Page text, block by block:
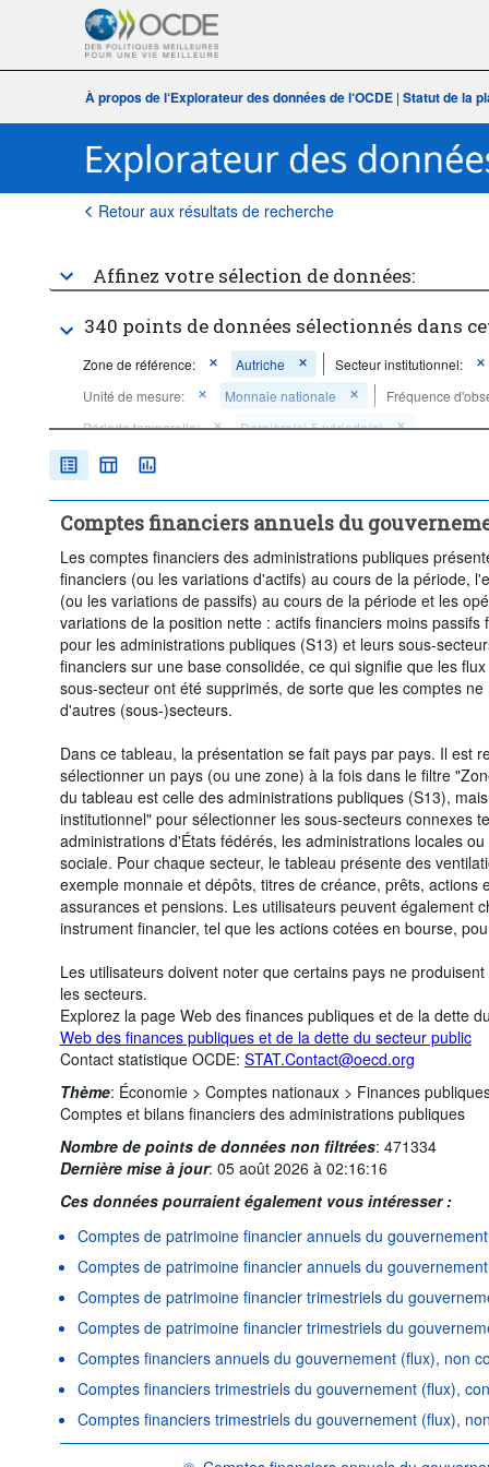
À propos de l‘Explorateur des données de l‘OCDE | Statut de la
Retour aux résultats de recherche
Affinez votre sélection de données:
340 points de données sélectionnés dans
Zone de référence: Autriche
Secteur institutionnel:
Unité de mesure:
Monnaie nationale
Fréquence
Période temporelle:
Dernière(s) 5 période(s)
Supprimer tout
Comptes financiers annuels du
Les comptes financiers des administrations publiques
financiers (ou les variations d'actifs) au cours de la période,
(ou les variations de passifs) au cours de la période et les
variations de la position nette : actifs financiers moins
pour les administrations publiques (S13) et leurs sous-
financiers sur une base consolidée, ce qui signifie que les
sous-secteur ont été supprimés, de sorte que les comptes
d'autres (sous-)secteurs.
Dans ce tableau, la présentation se fait pays par pays. Il est
sélectionner un pays (ou une zone) à la fois dans le filtre
du tableau est celle des administrations publiques (S13),
institutionnel" pour sélectionner les sous-secteurs connexes
administrations d'États fédérés, les administrations locales
sociale. Pour chaque secteur, le tableau présente des
exemple monnaie et dépôts, titres de créance, prêts, actions
assurances et pensions. Les utilisateurs peuvent également
instrument financier, tel que les actions cotées en bourse,
Les utilisateurs doivent noter que certains pays ne
les secteurs.
Explorez la page Web des finances publiques et de la dette
Web des finances publiques et de la dette du secteur public
Contact statistique OCDE: STAT.Contact@oecd.org
Thème: Économie > Comptes nationaux > Finances
Comptes et bilans financiers des administrations publiques
Nombre de points de données non filtrées: 471334
Dernière mise à jour: 05 août 2026 à 02:16:16
Ces données pourraient également vous intéresser :
Comptes de patrimoine financier annuels du
Comptes de patrimoine financier annuels du
Comptes de patrimoine financier trimestriels du
Comptes de patrimoine financier trimestriels du
Comptes financiers annuels du gouvernement (flux), non
Comptes financiers trimestriels du gouvernement (flux),
Comptes financiers trimestriels du gouvernement (flux),